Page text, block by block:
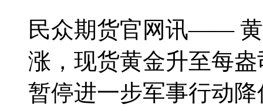
民众期货官网讯——
涨，现货黄金升至每
暂停进一步军事行动